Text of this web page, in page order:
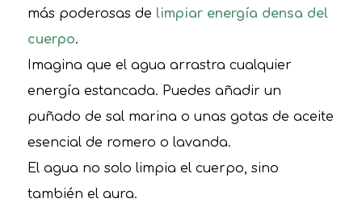
más poderosas de limpiar energía densa del
cuerpo.
Imagina que el agua arrastra cualquier
energía estancada. Puedes añadir un
puñado de sal marina o unas gotas de aceite
esencial de romero o lavanda.
El agua no solo limpia el cuerpo, sino
también el aura.